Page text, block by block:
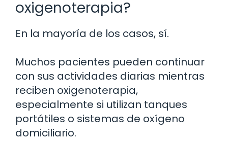
oxigenoterapia?
En la mayoría de los casos, sí.
Muchos pacientes pueden continuar
con sus actividades diarias mientras
reciben oxigenoterapia,
especialmente si utilizan tanques
portátiles o sistemas de oxígeno
domiciliario.